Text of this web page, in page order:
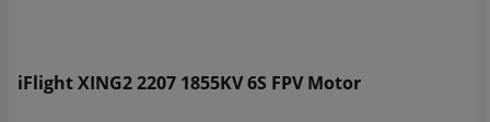
iFlight XING2 2207 1855KV 6S FPV Motor